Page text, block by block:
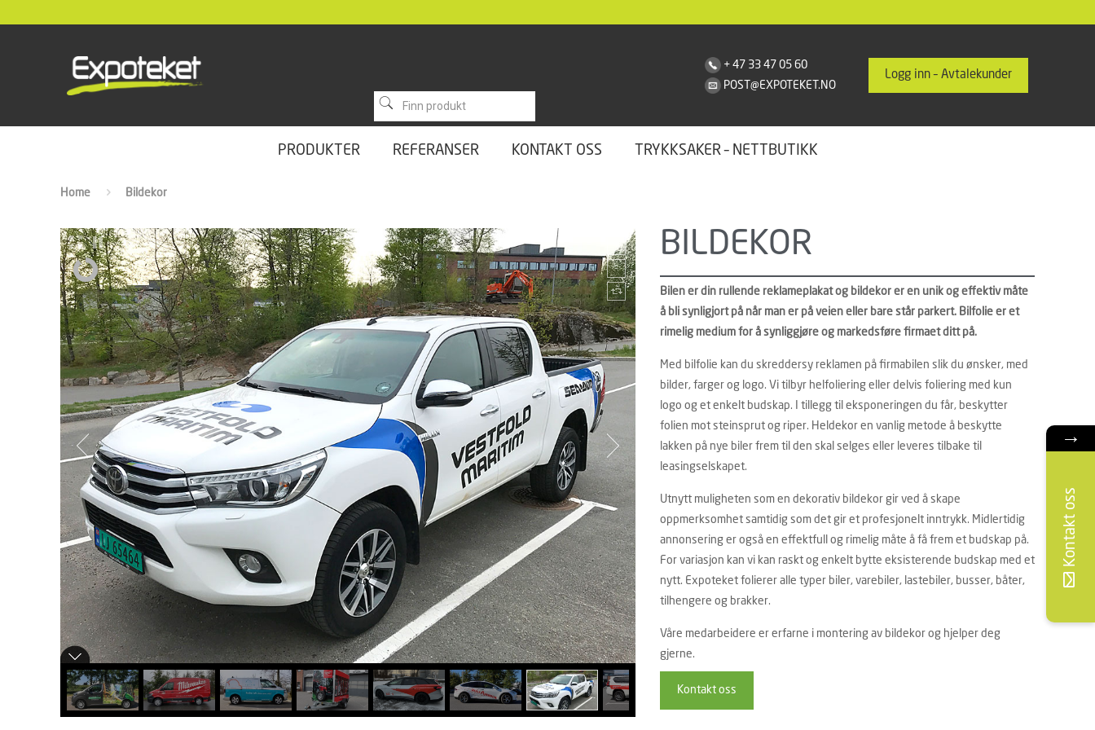
+ 47 33 47 05 60
POST@EXPOTEKET.NO
Logg inn – Avtalekunder
PRODUKTER REFERANSER KONTAKT OSS TRYKKSAKER – NETTBUTIKK
Home Bildekor
BILDEKOR
Bilen er din rullende reklameplakat og bildekor er en unik og effektiv måte
å bli synligjort på når man er på veien eller bare står parkert. Bilfolie er et
rimelig medium for å synliggjøre og markedsføre firmaet ditt på.
Med bilfolie kan du skreddersy reklamen på firmabilen slik du ønsker, med
bilder, farger og logo. Vi tilbyr helfoliering eller delvis foliering med kun
logo og et enkelt budskap. I tillegg til eksponeringen du får, beskytter
folien mot steinsprut og riper. Heldekor en vanlig metode å beskytte
lakken på nye biler frem til den skal selges eller leveres tilbake til
leasingselskapet.
Utnytt muligheten som en dekorativ bildekor gir ved å skape
oppmerksomhet samtidig som det gir et profesjonelt inntrykk. Midlertidig
annonsering er også en effektfull og rimelig måte å få frem et budskap på.
For variasjon kan vi kan raskt og enkelt bytte eksisterende budskap med et
nytt. Expoteket folierer alle typer biler, varebiler, lastebiler, busser, båter,
tilhengere og brakker.
Våre medarbeidere er erfarne i montering av bildekor og hjelper deg
gjerne.
Kontakt oss
→
Kontakt oss